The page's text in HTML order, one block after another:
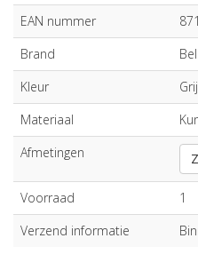
EAN nummer
Brand
Kleur
Materiaal
Afmetingen
Voorraad
1
Verzend informatie